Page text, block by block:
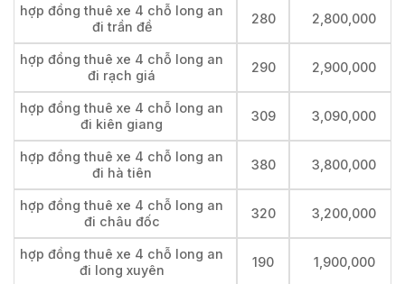
hợp đồng thuê xe 4 chỗ long an
đi trần đề
280 2,800,000
hợp đồng thuê xe 4 chỗ long an
đi rạch giá
290 2,900,000
hợp đồng thuê xe 4 chỗ long an
đi kiên giang
309 3,090,000
hợp đồng thuê xe 4 chỗ long an
đi hà tiên
380 3,800,000
hợp đồng thuê xe 4 chỗ long an
đi châu đốc
320 3,200,000
hợp đồng thuê xe 4 chỗ long an
đi long xuyên
190 1,900,000